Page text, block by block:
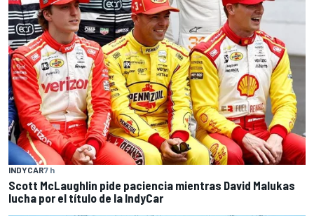
INDYCAR7 h
Scott McLaughlin pide paciencia mientras David Malukas
lucha por el título de la IndyCar